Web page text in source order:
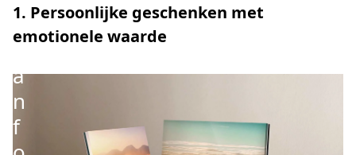
s
v
a
n
f
1. Persoonlijke geschenken met
emotionele waarde